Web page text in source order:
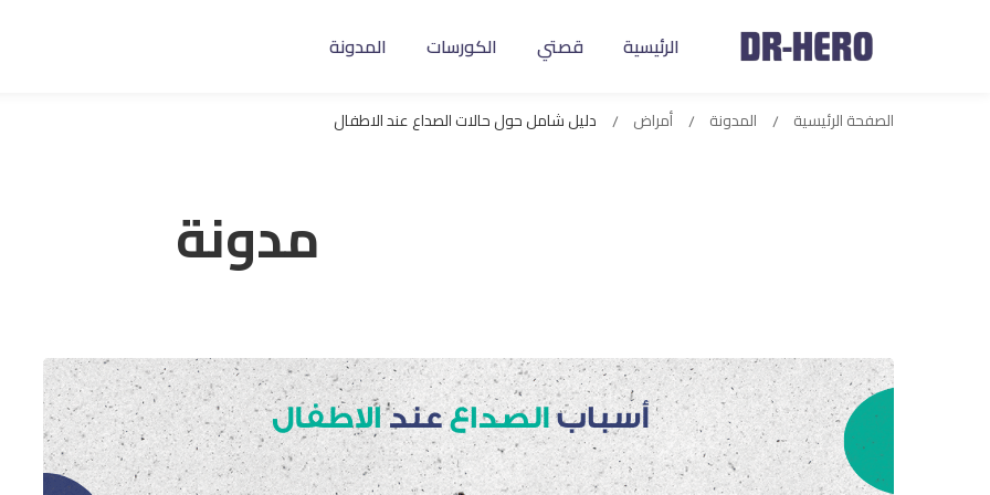
الرئيسية قصتي الكورسات المدونة
مدونة
الصفحة الرئيسية المدونة أمراض دليل شامل حول حالات الصداع عند الاطفال